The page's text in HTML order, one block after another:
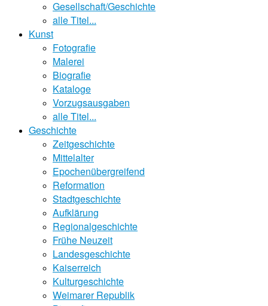
Gesellschaft/Geschichte
alle Titel...
Kunst
Fotografie
Malerei
Biografie
Kataloge
Vorzugsausgaben
alle Titel...
Geschichte
Zeitgeschichte
Mittelalter
Epochenübergreifend
Reformation
Stadtgeschichte
Aufklärung
Regionalgeschichte
Frühe Neuzeit
Landesgeschichte
Kaiserreich
Kulturgeschichte
Weimarer Republik